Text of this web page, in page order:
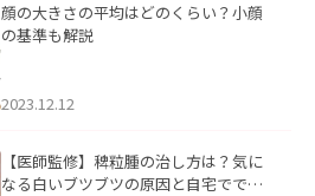
顔の大きさの平均はどのくらい？小顔
の基準も解説
2023.12.12
【医師監修】稗粒腫の治し方は？気に
なる白いブツブツの原因と自宅ででき